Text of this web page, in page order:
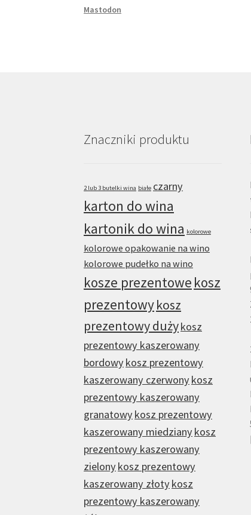
Mastodon
Znaczniki produktu
2 lub 3 butelki wina białe czarny
karton do wina
kartonik do wina kolorowe
kolorowe opakowanie na wino
kolorowe pudełko na wino
kosze prezentowe kosz
prezentowykosz
prezentowy dużykosz
prezentowy kaszerowany
bordowykosz prezentowy
kaszerowany czerwonykosz
prezentowy kaszerowany
granatowykosz prezentowy
kaszerowany miedzianykosz
prezentowy kaszerowany
zielonykosz prezentowy
kaszerowany złotykosz
prezentowy kaszerowany